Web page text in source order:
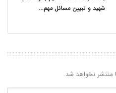
شهید و تبیین مسائل مهم…
منتشر نخواهد شد.